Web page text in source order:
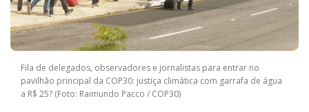
Fila de delegados, observadores e jornalistas para entrar no
pavilhão principal da COP30: justiça climática com garrafa de água
a R$ 25? (Foto: Raimundo Pacco / COP30)